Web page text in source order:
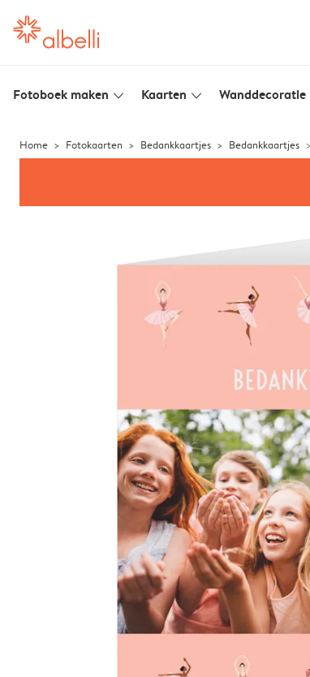
Fotoboek maken slim_arrow_down Kaarten slim_arrow_down Wanddecoratie
Home Fotokaarten Bedankkaartjes Bedankkaartjes